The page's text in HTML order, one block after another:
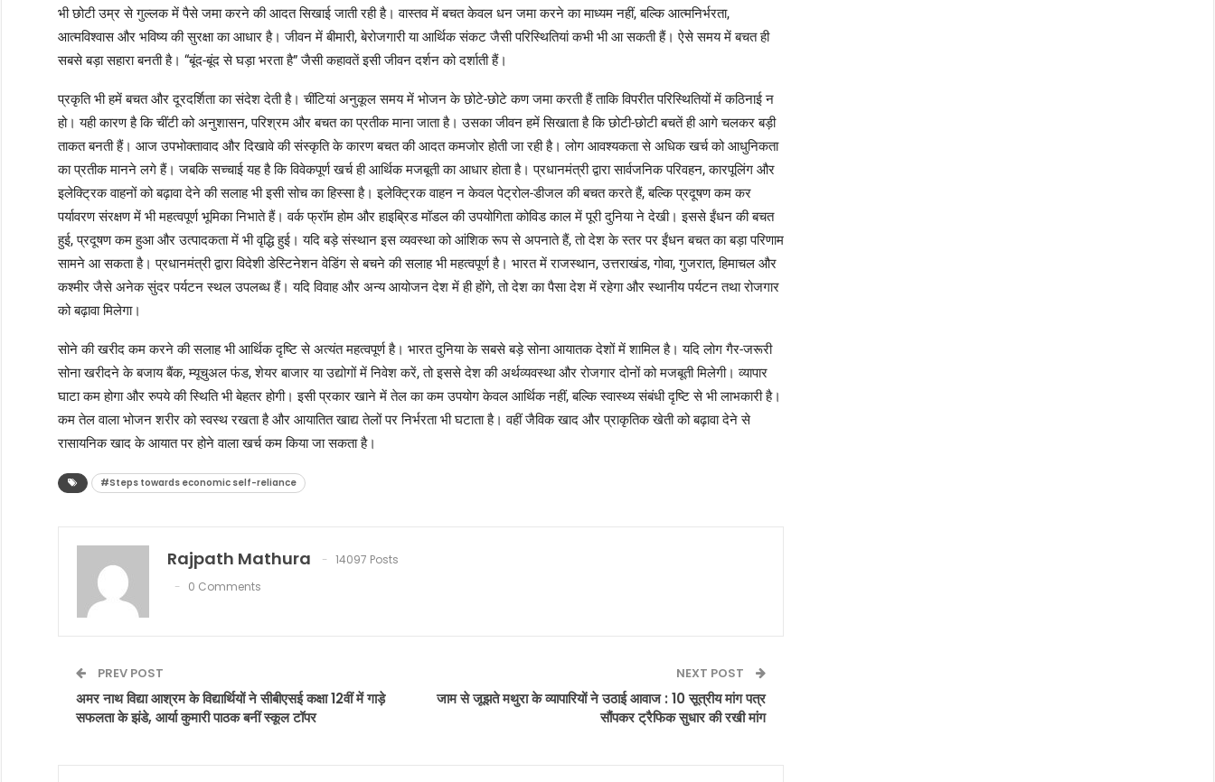
भी छोटी उम्र से गुल्लक में पैसे जमा करने की आदत सिखाई जाती रही है। वास्तव में बचत केवल धन जमा करने का माध्यम नहीं, बल्कि आत्मनिर्भरता,
आत्मविश्वास और भविष्य की सुरक्षा का आधार है। जीवन में बीमारी, बेरोजगारी या आर्थिक संकट जैसी परिस्थितियां कभी भी आ सकती हैं। ऐसे समय में बचत ही
सबसे बड़ा सहारा बनती है। “बूंद-बूंद से घड़ा भरता है” जैसी कहावतें इसी जीवन दर्शन को दर्शाती हैं।
प्रकृति भी हमें बचत और दूरदर्शिता का संदेश देती है। चींटियां अनुकूल समय में भोजन के छोटे-छोटे कण जमा करती हैं ताकि विपरीत परिस्थितियों में कठिनाई न
हो। यही कारण है कि चींटी को अनुशासन, परिश्रम और बचत का प्रतीक माना जाता है। उसका जीवन हमें सिखाता है कि छोटी-छोटी बचतें ही आगे चलकर बड़ी
ताकत बनती हैं। आज उपभोक्तावाद और दिखावे की संस्कृति के कारण बचत की आदत कमजोर होती जा रही है। लोग आवश्यकता से अधिक खर्च को आधुनिकता
का प्रतीक मानने लगे हैं। जबकि सच्चाई यह है कि विवेकपूर्ण खर्च ही आर्थिक मजबूती का आधार होता है। प्रधानमंत्री द्वारा सार्वजनिक परिवहन, कारपूलिंग और
इलेक्ट्रिक वाहनों को बढ़ावा देने की सलाह भी इसी सोच का हिस्सा है। इलेक्ट्रिक वाहन न केवल पेट्रोल-डीजल की बचत करते हैं, बल्कि प्रदूषण कम कर
पर्यावरण संरक्षण में भी महत्वपूर्ण भूमिका निभाते हैं। वर्क फ्रॉम होम और हाइब्रिड मॉडल की उपयोगिता कोविड काल में पूरी दुनिया ने देखी। इससे ईंधन की बचत
हुई, प्रदूषण कम हुआ और उत्पादकता में भी वृद्धि हुई। यदि बड़े संस्थान इस व्यवस्था को आंशिक रूप से अपनाते हैं, तो देश के स्तर पर ईंधन बचत का बड़ा परिणाम
सामने आ सकता है। प्रधानमंत्री द्वारा विदेशी डेस्टिनेशन वेडिंग से बचने की सलाह भी महत्वपूर्ण है। भारत में राजस्थान, उत्तराखंड, गोवा, गुजरात, हिमाचल और
कश्मीर जैसे अनेक सुंदर पर्यटन स्थल उपलब्ध हैं। यदि विवाह और अन्य आयोजन देश में ही होंगे, तो देश का पैसा देश में रहेगा और स्थानीय पर्यटन तथा रोजगार
को बढ़ावा मिलेगा।
सोने की खरीद कम करने की सलाह भी आर्थिक दृष्टि से अत्यंत महत्वपूर्ण है। भारत दुनिया के सबसे बड़े सोना आयातक देशों में शामिल है। यदि लोग गैर-जरूरी
सोना खरीदने के बजाय बैंक, म्यूचुअल फंड, शेयर बाजार या उद्योगों में निवेश करें, तो इससे देश की अर्थव्यवस्था और रोजगार दोनों को मजबूती मिलेगी। व्यापार
घाटा कम होगा और रुपये की स्थिति भी बेहतर होगी। इसी प्रकार खाने में तेल का कम उपयोग केवल आर्थिक नहीं, बल्कि स्वास्थ्य संबंधी दृष्टि से भी लाभकारी है।
कम तेल वाला भोजन शरीर को स्वस्थ रखता है और आयातित खाद्य तेलों पर निर्भरता भी घटाता है। वहीं जैविक खाद और प्राकृतिक खेती को बढ़ावा देने से
रासायनिक खाद के आयात पर होने वाला खर्च कम किया जा सकता है।
#Steps towards economic self-reliance
Rajpath Mathura
14097 Posts
0 Comments
PREV POST
अमर नाथ विद्या आश्रम के विद्यार्थियों ने सीबीएसई कक्षा 12वीं में गाड़े
सफलता के झंडे, आर्या कुमारी पाठक बनीं स्कूल टॉपर
NEXT POST
जाम से जूझते मथुरा के व्यापारियों ने उठाई आवाज : 10 सूत्रीय मांग पत्र
सौंपकर ट्रैफिक सुधार की रखी मांग